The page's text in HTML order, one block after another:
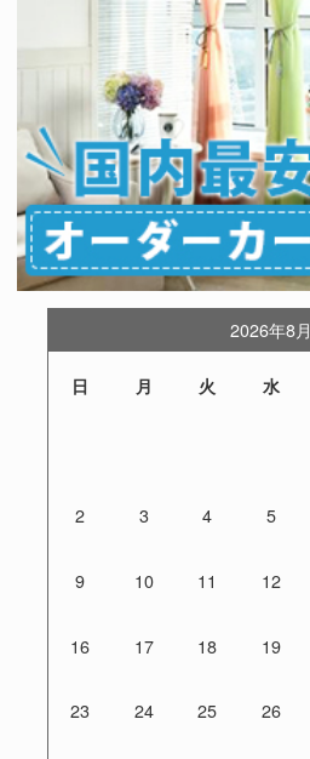
2026年8月
日 月 火 水
2 3 4 5
9 10 11 12
16 17 18 19
23 24 25 26